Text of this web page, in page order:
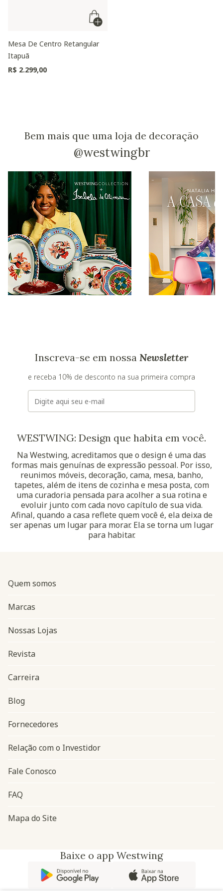
Mesa De Centro Retangular
Itapuã
R$ 2.299,00
Bem mais que uma loja de decoração
@westwingbr
Inscreva-se em nossa Newsletter
e receba 10% de desconto na sua primeira compra
E-mail
WESTWING: Design que habita em você.
Na Westwing, acreditamos que o design é uma das
formas mais genuínas de expressão pessoal. Por isso,
reunimos móveis, decoração, cama, mesa, banho,
tapetes, além de itens de cozinha e mesa posta, com
uma curadoria pensada para acolher a sua rotina e
evoluir junto com cada novo capítulo de sua vida.
Afinal, quando a casa reflete quem você é, ela deixa de
ser apenas um lugar para morar. Ela se torna um lugar
para habitar.
Navegação do rodapé
Quem somos
Marcas
Nossas Lojas
Revista
Carreira
Blog
Fornecedores
Relação com o Investidor
Fale Conosco
FAQ
Mapa do Site
Baixe o app Westwing